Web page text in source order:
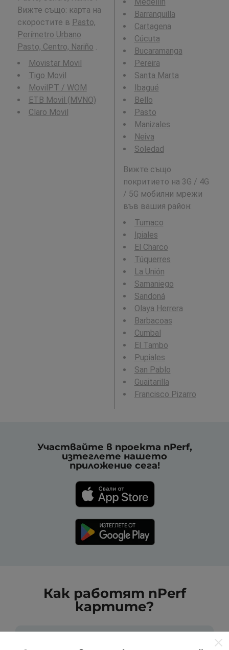
Вижте също: карта на
скоростите в Pasto,
Perímetro Urbano
Pasto, Centro, Nariño .
Movistar Movil
Tigo Movil
MovilPT / WOM
ETB Movil (MVNO)
Claro Movil
Barranquilla
Cartagena
Cúcuta
Bucaramanga
Pereira
Santa Marta
Ibagué
Bello
Pasto
Manizales
Neiva
Soledad
Вижте също
покритието на 3G / 4G
/ 5G мобилни мрежи
във вашия район:
Tumaco
Ipiales
El Charco
Túquerres
La Unión
Samaniego
Sandoná
Olaya Herrera
Barbacoas
Cumbal
El Tambo
Pupiales
San Pablo
Guaitarilla
Francisco Pizarro
Участвайте в проекта nPerf,
изтеглете нашето
приложение сега!
Как работят nPerf
картите?